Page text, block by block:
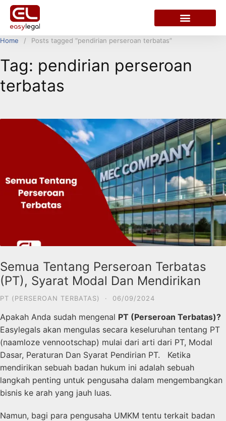
Home Posts tagged “pendirian perseroan terbatas”
Tag: pendirian perseroan
terbatas
Semua Tentang Perseroan Terbatas
(PT), Syarat Modal Dan Mendirikan
PT (PERSEROAN TERBATAS) · 06/09/2024
Apakah Anda sudah mengenal PT (Perseroan Terbatas)?
Easylegals akan mengulas secara keseluruhan tentang PT
(naamloze vennootschap) mulai dari arti dari PT, Modal
Dasar, Peraturan Dan Syarat Pendirian PT. Ketika
mendirikan sebuah badan hukum ini adalah sebuah
langkah penting untuk pengusaha dalam mengembangkan
bisnis ke arah yang jauh luas.
Namun, bagi para pengusaha UMKM tentu terkait badan